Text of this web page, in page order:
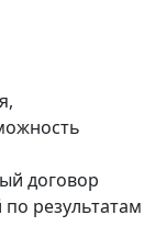
договор
результатам